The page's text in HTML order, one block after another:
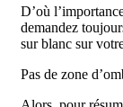
D’où
demandez
sur blanc sur
Pas de zone